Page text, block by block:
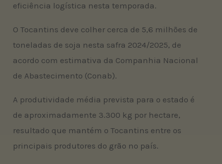
eficiência logística nesta temporada.
O Tocantins deve colher cerca de 5,6 milhões de
toneladas de soja nesta safra 2024/2025, de
acordo com estimativa da Companhia Nacional
de Abastecimento (Conab).
A produtividade média prevista para o estado é
de aproximadamente 3.300 kg por hectare,
resultado que mantém o Tocantins entre os
principais produtores do grão no país.